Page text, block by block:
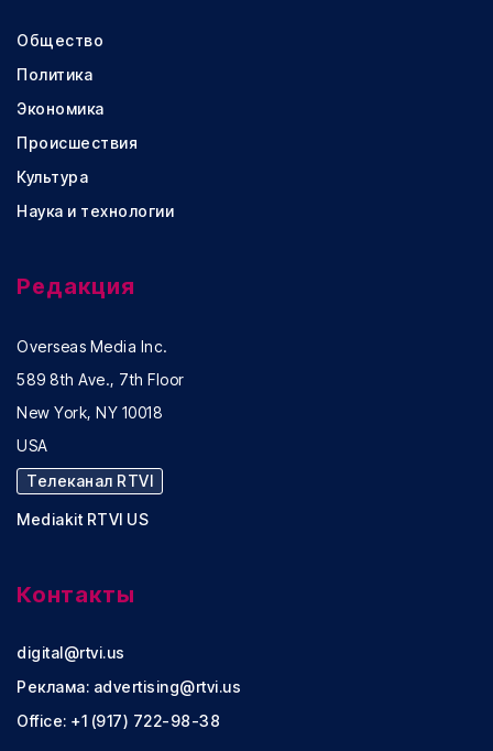
Общество
Политика
Экономика
Происшествия
Культура
Наука и технологии
Редакция
Overseas Media Inc.
589 8th Ave., 7th Floor
New York, NY 10018
USA
Телеканал RTVI
Mediakit RTVI US
Контакты
digital@rtvi.us
Реклама: advertising@rtvi.us
Office: +1 (917) 722-98-38